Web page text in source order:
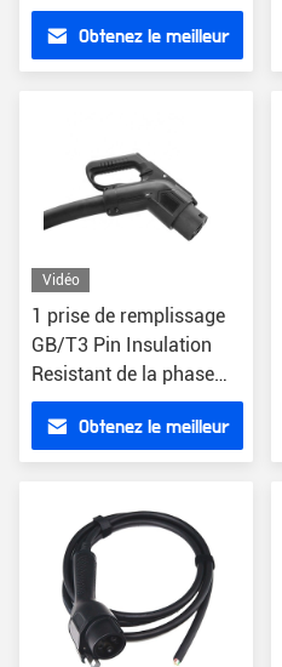
EV de prise de la CE
IP55 EVObtenez le meilleur
Vidéo
1 prise de remplissage
GB/T3 Pin Insulation
Resistant de la phase
440V EV
Obtenez le meilleur